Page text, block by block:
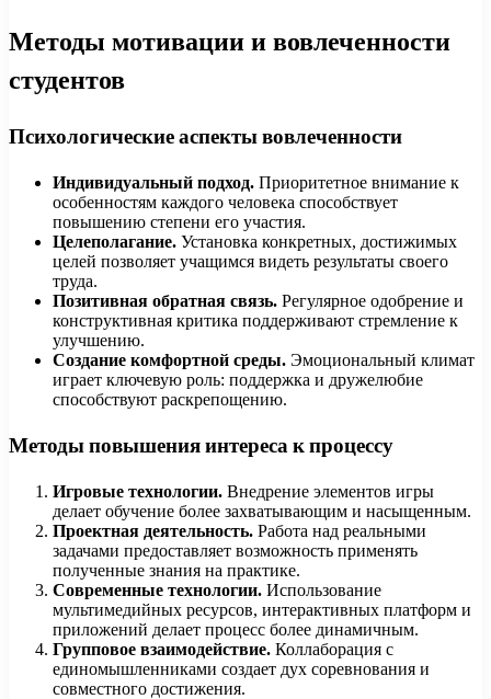
Методы мотивации и вовлеченности
студентов
Психологические аспекты вовлеченности
Индивидуальный подход. Приоритетное внимание к
особенностям каждого человека способствует
повышению степени его участия.
Целеполагание. Установка конкретных, достижимых
целей позволяет учащимся видеть результаты своего
труда.
Позитивная обратная связь. Регулярное одобрение и
конструктивная критика поддерживают стремление к
улучшению.
Создание комфортной среды. Эмоциональный климат
играет ключевую роль: поддержка и дружелюбие
способствуют раскрепощению.
Методы повышения интереса к процессу
Игровые технологии. Внедрение элементов игры
делает обучение более захватывающим и насыщенным.
Проектная деятельность. Работа над реальными
задачами предоставляет возможность применять
полученные знания на практике.
Современные технологии. Использование
мультимедийных ресурсов, интерактивных платформ и
приложений делает процесс более динамичным.
Групповое взаимодействие. Коллаборация с
единомышленниками создает дух соревнования и
совместного достижения.